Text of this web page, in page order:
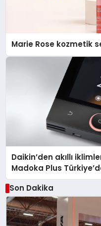
Marie Rose kozmetik
Daikin’den akıllı
Madoka Plus
Son Dakika